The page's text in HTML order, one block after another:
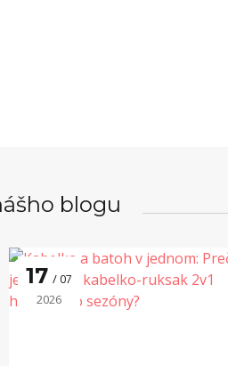
blogu
17 07
2026